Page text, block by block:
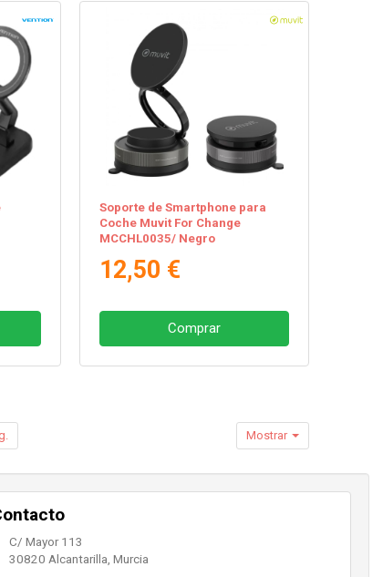
Soporte de Smartphone para
Coche Muvit For Change
MCCHL0035/ Negro
12,50 €
Comprar
Mostrar
C/ Mayor 113
30820 Alcantarilla Murcia